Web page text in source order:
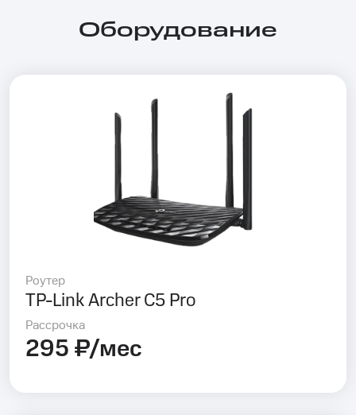
Оборудование
Роутер
TP-Link Archer C5 Pro
Рассрочка
295 ₽/мес